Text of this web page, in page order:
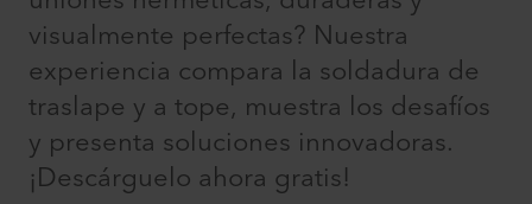
visualmente perfectas? Nuestra
experiencia compara la soldadura de
traslape y a tope, muestra los desafíos
y presenta soluciones innovadoras.
¡Descárguelo ahora gratis!